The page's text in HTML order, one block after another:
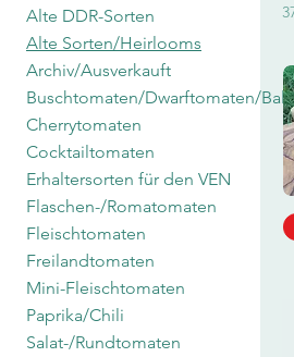
Alte DDR-Sorten
Alte Sorten/Heirlooms
Archiv/Ausverkauft
Buschtomaten/Dwarftomaten/
Cherrytomaten
Cocktailtomaten
Erhaltersorten für den VEN
Flaschen-/Romatomaten
Fleischtomaten
Freilandtomaten
Mini-Fleischtomaten
Paprika/Chili
Salat-/Rundtomaten